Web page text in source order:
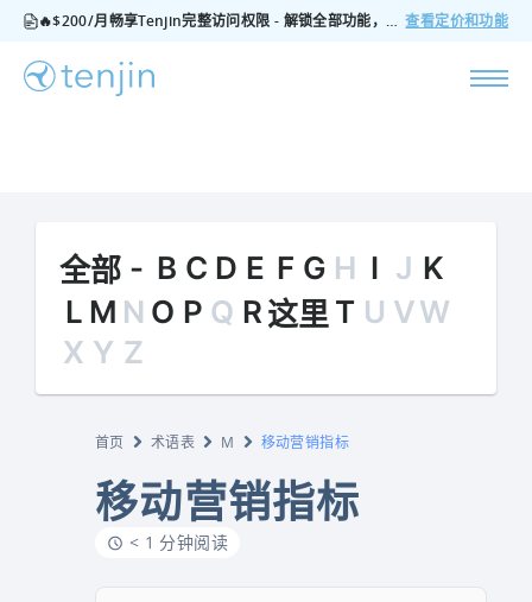
🔥$200/月畅享Tenjin完整访问权限 - 解锁全部功能，无隐藏费用，随时可取消 查看定价和功能
全部 - B C D E F G H I J K
L M N O P Q R这里 T U VW
X Y Z
首页 术语表 M 移动营销指标
移动营销指标
< 1 分钟阅读